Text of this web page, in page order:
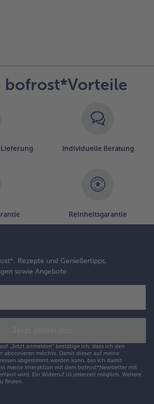
bofrost*Vorteile
Lieferung Individuelle Beratung
Reinheitsgarantie
Rezepte und Genießertipps,
sowie Angebote
„Jetzt anmelden" bestätige ich, dass ich den
abonnieren möchte. Damit dieser auf meine
abgestimmt werden kann, bin ich damit
meine Interaktion mit dem bofrost*Newsletter mit
wird. Ein Widerruf ist jederzeit möglich. Weitere
finden.